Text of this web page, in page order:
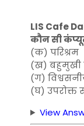
LIS Cafe
कौन सी
(क) परिश्रम
(ख) ​​बहुमुखी
(ग)
(घ) उपरोक्त
View